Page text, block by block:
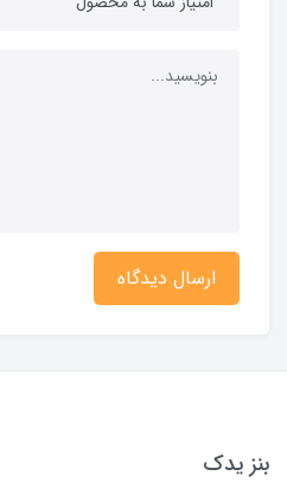
ارسال دیدگاه
بنز یدک